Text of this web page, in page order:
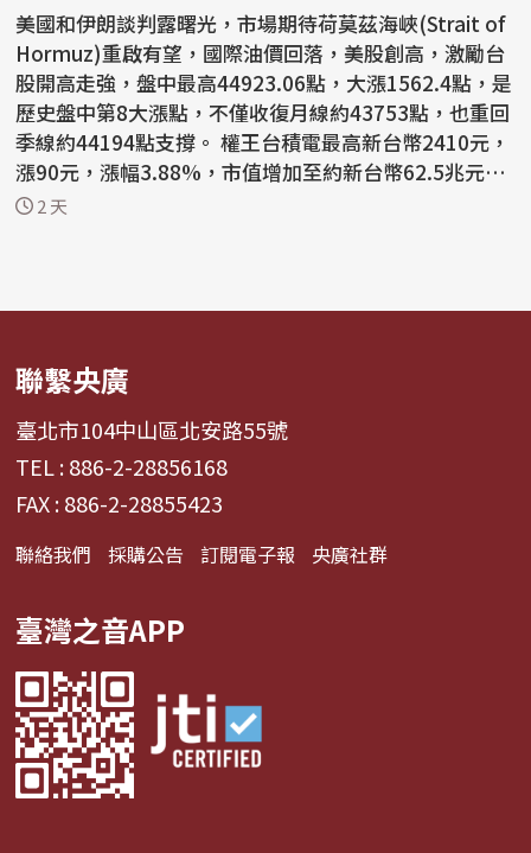
美國和伊朗談判露曙光，市場期待荷莫茲海峽(Strait of
Hormuz)重啟有望，國際油價回落，美股創高，激勵台
股開高走強，盤中最高44923.06點，大漲1562.4點，是
歷史盤中第8大漲點，不僅收復月線約43753點，也重回
季線約44194點支撐。 權王台積電最高新台幣2410元，
漲90元，漲幅3.88%，市值增加至約新台幣62.5兆元。
截至...
2 天
聯繫央廣
臺北市104中山區北安路55號
TEL : 886-2-28856168
FAX : 886-2-28855423
聯絡我們 採購公告 訂閱電子報 央廣社群
臺灣之音APP